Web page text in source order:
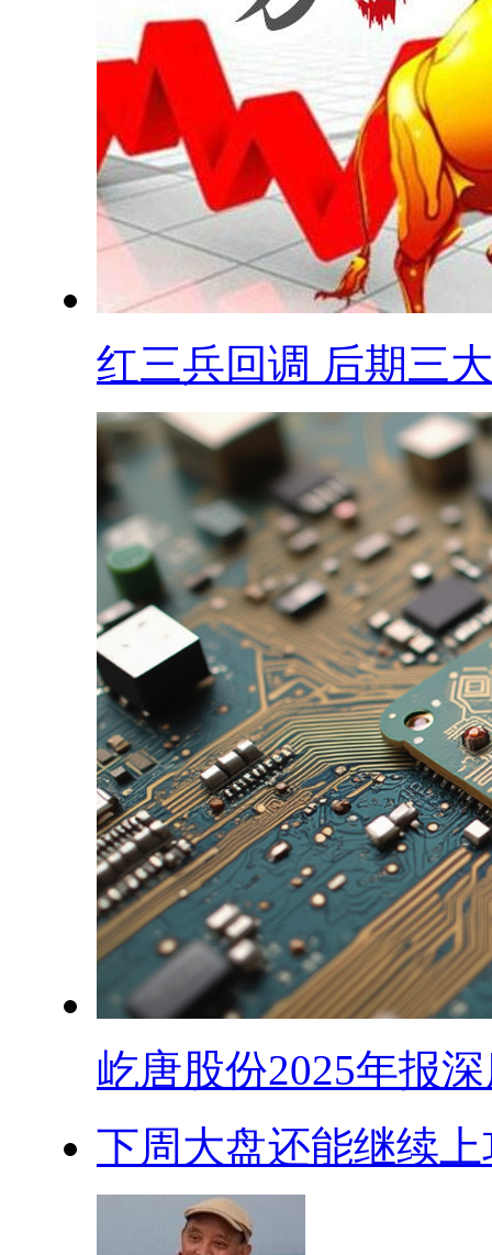
红三兵回调 后期三
屹唐股份2025年报
下周大盘还能继续